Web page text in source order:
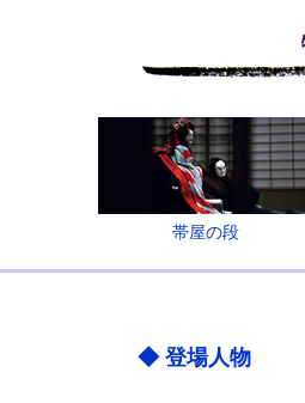
帯屋の段
◆ 登場人物